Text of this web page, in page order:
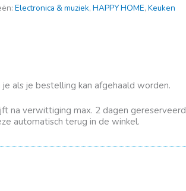
Electronica & muziek, HAPPY HOME, Keuken
als je bestelling kan afgehaald worden.
na verwittiging max. 2 dagen
automatisch terug in de winkel.